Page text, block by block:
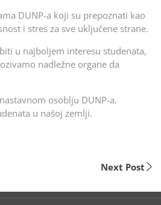
DUNP-a koji su prepoznati kao
i stres za sve uključene strane.
u najboljem interesu studenata,
nadležne organe da
osoblju DUNP-a.
u našoj zemlji.
Next Post